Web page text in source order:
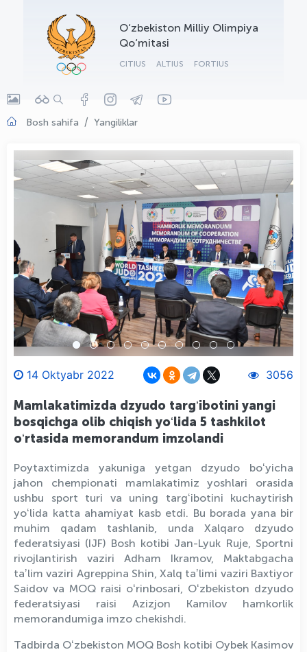
O‘zbekiston Milliy Olimpiya
Qo‘mitasi
CITIUS ALTIUS FORTIUS
Bosh sahifa Yangiliklar
14 Oktyabr 2022 3056
Mamlakatimizda dzyudo targʻibotini yangi
bosqichga olib chiqish yoʻlida 5 tashkilot
oʻrtasida memorandum imzolandi
Poytaxtimizda yakuniga yetgan dzyudo boʻyicha
jahon chempionati mamlakatimiz yoshlari orasida
ushbu sport turi va uning targʻibotini kuchaytirish
yoʻlida katta ahamiyat kasb etdi. Bu borada yana bir
muhim qadam tashlanib, unda Xalqaro dzyudo
federatsiyasi (IJF) Bosh kotibi Jan-Lyuk Ruje, Sportni
rivojlantirish vaziri Adham Ikramov, Maktabgacha
taʼlim vaziri Agreppina Shin, Xalq taʼlimi vaziri Baxtiyor
Saidov va MOQ raisi oʻrinbosari, Oʻzbekiston dzyudo
federatsiyasi raisi Azizjon Kamilov hamkorlik
memorandumiga imzo chekishdi.
Tadbirda Oʻzbekiston MOQ Bosh kotibi Oybek Kasimov
OLYMPCHIK AI - yordamchi
Onlayn · olympic.uz